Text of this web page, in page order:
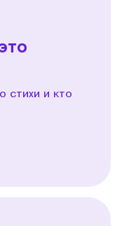
стихи и кто